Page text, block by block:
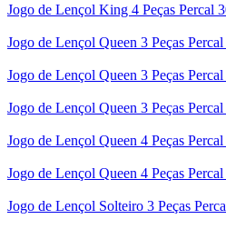
Jogo de Lençol King 4 Peças Percal
Jogo de Lençol Queen 3 Peças
Jogo de Lençol Queen 3 Peças
Jogo de Lençol Queen 3 Peças
Jogo de Lençol Queen 4 Peças
Jogo de Lençol Queen 4 Peças
Jogo de Lençol Solteiro 3 Peças